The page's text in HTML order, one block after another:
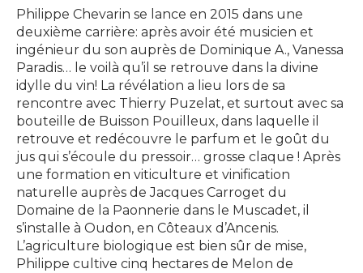
Philippe Chevarin se lance en 2015 dans une
deuxième carrière: après avoir été musicien et
ingénieur du son auprès de Dominique A., Vanessa
Paradis… le voilà qu’il se retrouve dans la divine
idylle du vin! La révélation a lieu lors de sa
rencontre avec Thierry Puzelat, et surtout avec sa
bouteille de Buisson Pouilleux, dans laquelle il
retrouve et redécouvre le parfum et le goût du
jus qui s’écoule du pressoir… grosse claque ! Après
une formation en viticulture et vinification
naturelle auprès de Jacques Carroget du
Domaine de la Paonnerie dans le Muscadet, il
s’installe à Oudon, en Côteaux d’Ancenis.
L’agriculture biologique est bien sûr de mise,
Philippe cultive cinq hectares de Melon de